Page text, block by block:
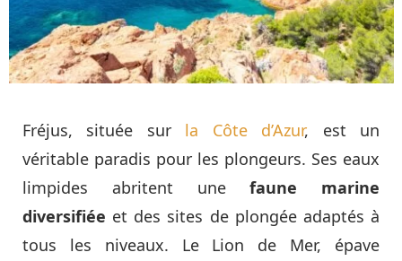
Fréjus, située sur la Côte d’Azur, est un
véritable paradis pour les plongeurs. Ses eaux
limpides abritent unefaune marine
diversifiée et des sites de plongée adaptés à
tous les niveaux. Le Lion de Mer, épave